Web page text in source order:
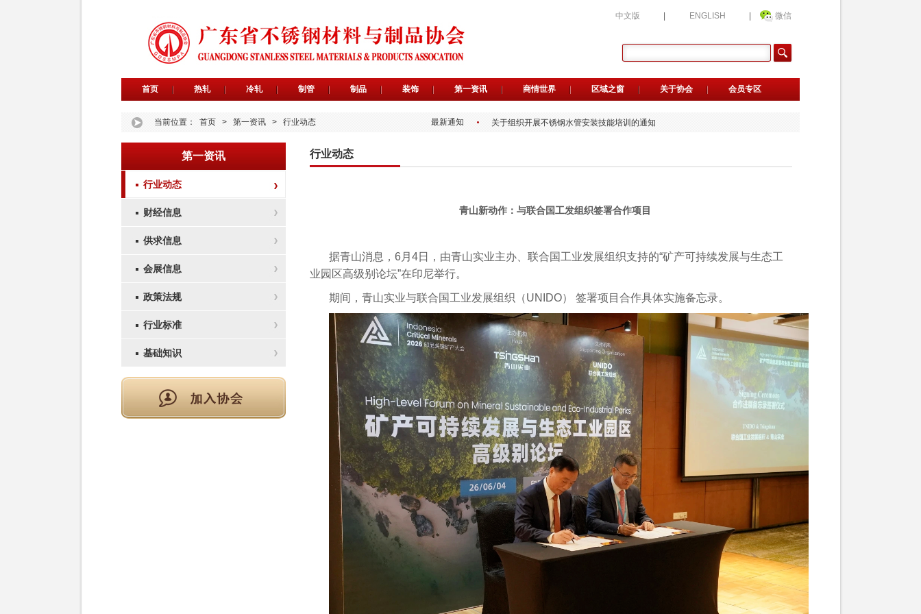
中文版 ENGLISH 微信
首页 热轧 冷轧 制管 制品 装饰 第一资讯 商情世界 区域之窗 关于协会 会员专区
当前位置： 首页 > 第一资讯 > 行业动态 最新通知
关于举办2026第二届广东不锈钢品牌质量发展大会的通知
关于组织开展不锈钢水管安装技能培训的通知
关于举办2026第二届广东不锈钢品牌质量发展大会的通知
关于遴选“不锈优品 广东质造”推荐官的通知
关于广东省不锈钢材料与制品协会新晋会员单位名单的公告
《生活饮用水不锈钢管钝化规程》正式发布
第一资讯
行业动态
财经信息
供求信息
会展信息
政策法规
行业标准
基础知识
行业动态
青山新动作：与联合国工发组织签署合作项目
据青山消息，6月4日，由青山实业主办、联合国工业发展组织支持的“矿产可持续发展与生态工
业园区高级别论坛”在印尼举行。
期间，青山实业与联合国工业发展组织（UNIDO） 签署项目合作具体实施备忘录。